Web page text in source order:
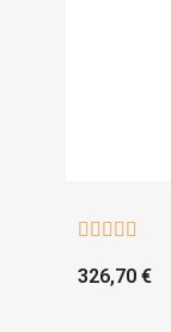
    
326,70 €